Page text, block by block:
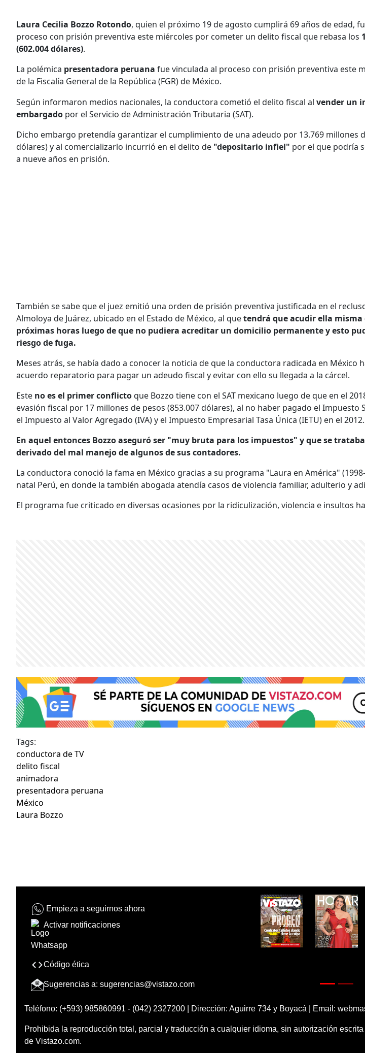
Laura Cecilia Bozzo Rotondo, quien el próximo 19 de agosto cumplirá 69 años de edad,
proceso con prisión preventiva este miércoles por cometer un delito fiscal que rebasa los
(602.004 dólares).
La polémica presentadora peruana fue vinculada al proceso con prisión preventiva este
de la Fiscalía General de la República (FGR) de México.
Según informaron medios nacionales, la conductora cometió el delito fiscal al vender un
embargado por el Servicio de Administración Tributaria (SAT).
Dicho embargo pretendía garantizar el cumplimiento de una adeudo por 13.769 millones
dólares) y al comercializarlo incurrió en el delito de "depositario infiel" por el que podría
a nueve años en prisión.
También se sabe que el juez emitió una orden de prisión preventiva justificada en el
Almoloya de Juárez, ubicado en el Estado de México, al quetendrá que acudir ella
próximas horas luego de que no pudiera acreditar un domicilio permanente y esto
riesgo de fuga.
Meses atrás, se había dado a conocer la noticia de que la conductora radicada en México
acuerdo reparatorio para pagar un adeudo fiscal y evitar con ello su llegada a la cárcel.
Este no es el primer conflictoque Bozzo tiene con el SAT mexicano luego de que en el
evasión fiscal por 17 millones de pesos (853.007 dólares), al no haber pagado el Impuesto
el Impuesto al Valor Agregado (IVA) y el Impuesto Empresarial Tasa Única (IETU) en el 2012.
En aquel entonces Bozzo aseguró ser "muy bruta para los impuestos" y que se
derivado del mal manejo de algunos de sus contadores.
La conductora conoció la fama en México gracias a su programa "Laura en América"
natal Perú, en donde la también abogada atendía casos de violencia familiar, adulterio y
El programa fue criticado en diversas ocasiones por la ridiculización, violencia e insultos
Tags:
conductora de TV
delito fiscal
animadora
presentadora peruana
México
Laura Bozzo
Empieza a seguirnos ahora
Activar notificaciones
Código ética
Sugerencias a: sugerencias@vistazo.com
Teléfono: (+593) 985860991 - (042) 2327200 | Dirección: Aguirre 734 y Boyacá | Email:
Prohibida la reproducción total, parcial y traducción a cualquier idioma, sin autorización
de Vistazo.com.